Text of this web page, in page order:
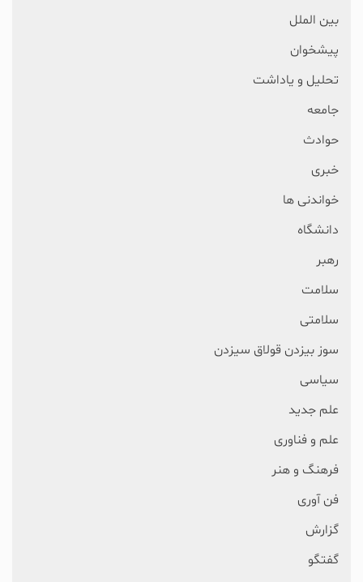
بین الملل
پیشخوان
تحلیل و یاداشت
جامعه
حوادث
خبری
خواندنی ها
دانشگاه
رهبر
سلامت
سلامتی
سوز بیزدن قولاق سیزدن
سیاسی
علم جدید
علم و فناوری
فرهنگ و هنر
فن آوری
گزارش
گفتگو